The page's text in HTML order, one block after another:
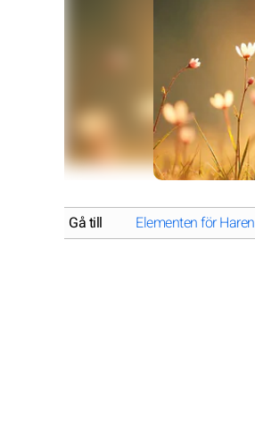
Gå till Elementen för Haren